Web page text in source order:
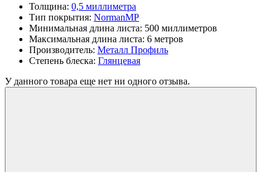
Толщина: 0,5 миллиметра
Тип покрытия: NormanMP
Минимальная длина листа: 500 миллиметров
Максимальная длина листа: 6 метров
Производитель: Металл Профиль
Степень блеска: Глянцевая
У данного товара еще нет ни одного отзыва.